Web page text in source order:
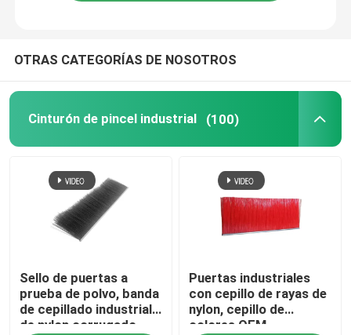
OTRAS CATEGORÍAS DE NOSOTROS
Cinturón de pincel industrial (100)
Sello de puertas a
prueba de polvo, banda
de cepillado industrial
de nylon corrugado
Puertas industriales
con cepillo de rayas de
nylon, cepillo de
colores OEM